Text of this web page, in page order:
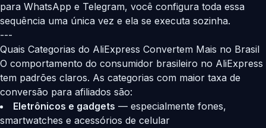
para WhatsApp e Telegram, você configura toda essa
sequência uma única vez e ela se executa sozinha.
---
Quais Categorias do AliExpress Convertem Mais no Brasil
O comportamento do consumidor brasileiro no AliExpress
tem padrões claros. As categorias com maior taxa de
conversão para afiliados são:
Eletrônicos e gadgets — especialmente fones,
smartwatches e acessórios de celular